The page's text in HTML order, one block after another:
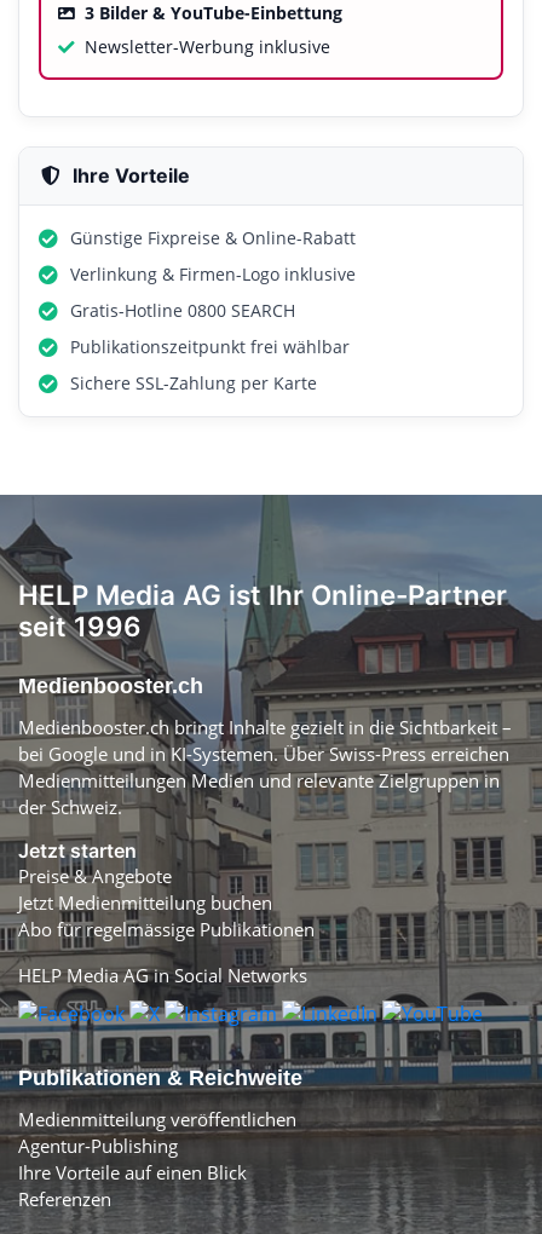
3 Bilder & YouTube-Einbettung
Newsletter-Werbung inklusive
Ihre Vorteile
Günstige Fixpreise & Online-Rabatt
Verlinkung & Firmen-Logo inklusive
Gratis-Hotline 0800 SEARCH
Publikationszeitpunkt frei wählbar
Sichere SSL-Zahlung per Karte
HELP Media AG ist Ihr Online-Partner
seit 1996
Medienbooster.ch
Medienbooster.ch bringt Inhalte gezielt in die Sichtbarkeit –
bei Google und in KI-Systemen. Über Swiss-Press erreichen
Medienmitteilungen Medien und relevante Zielgruppen in
der Schweiz.
Jetzt starten
Preise & Angebote
Jetzt Medienmitteilung buchen
Abo für regelmässige Publikationen
HELP Media AG in Social Networks
Publikationen & Reichweite
Medienmitteilung veröffentlichen
Agentur-Publishing
Ihre Vorteile auf einen Blick
Referenzen